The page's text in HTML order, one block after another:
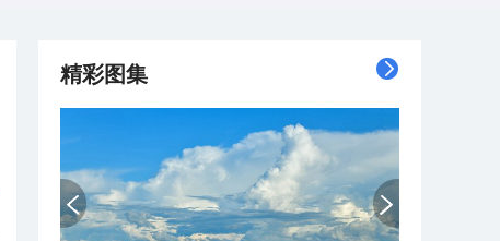
精彩图集